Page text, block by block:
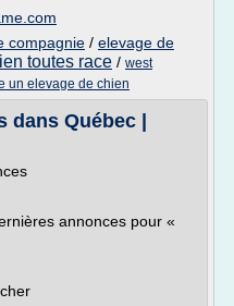
compagnie / elevage de
toutes race / west
un elevage de chien
Québec |
annonces pour «